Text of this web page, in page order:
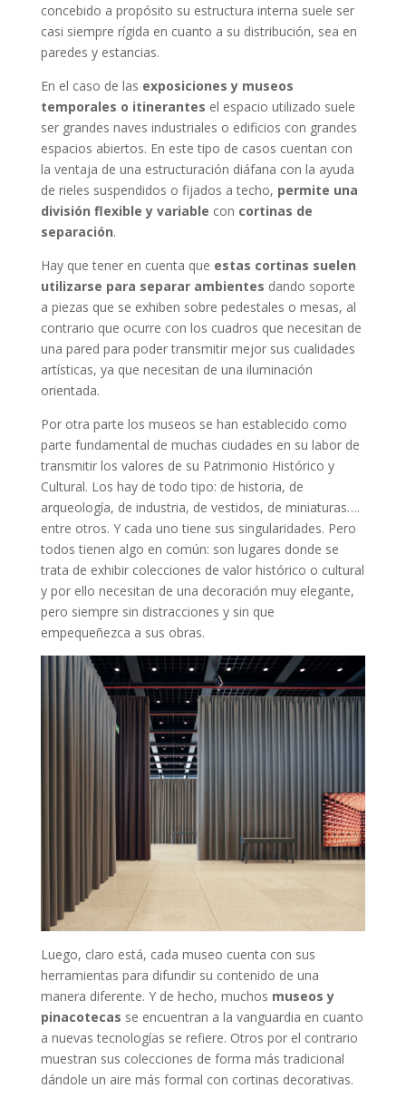
concebido a propósito su estructura interna suele ser
casi siempre rígida en cuanto a su distribución, sea en
paredes y estancias.
En el caso de las exposiciones y museos
temporales o itinerantes el espacio utilizado suele
ser grandes naves industriales o edificios con grandes
espacios abiertos. En este tipo de casos cuentan con
la ventaja de una estructuración diáfana con la ayuda
de rieles suspendidos o fijados a techo, permite una
división flexible y variable con cortinas de
separación.
Hay que tener en cuenta que estas cortinas suelen
utilizarse para separar ambientes dando soporte
a piezas que se exhiben sobre pedestales o mesas, al
contrario que ocurre con los cuadros que necesitan de
una pared para poder transmitir mejor sus cualidades
artísticas, ya que necesitan de una iluminación
orientada.
Por otra parte los museos se han establecido como
parte fundamental de muchas ciudades en su labor de
transmitir los valores de su Patrimonio Histórico y
Cultural. Los hay de todo tipo: de historia, de
arqueología, de industria, de vestidos, de miniaturas….
entre otros. Y cada uno tiene sus singularidades. Pero
todos tienen algo en común: son lugares donde se
trata de exhibir colecciones de valor histórico o cultural
y por ello necesitan de una decoración muy elegante,
pero siempre sin distracciones y sin que
empequeñezca a sus obras.
Luego, claro está, cada museo cuenta con sus
herramientas para difundir su contenido de una
manera diferente. Y de hecho, muchos museos y
pinacotecas se encuentran a la vanguardia en cuanto
a nuevas tecnologías se refiere. Otros por el contrario
muestran sus colecciones de forma más tradicional
dándole un aire más formal con cortinas decorativas.